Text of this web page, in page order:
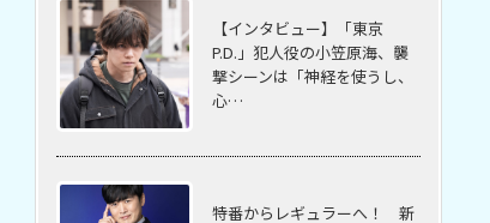
【インタビュー】「東京
P.D.」犯人役の小笠原海、襲
撃シーンは「神経を使うし、
心…
特番からレギュラーへ！ 新